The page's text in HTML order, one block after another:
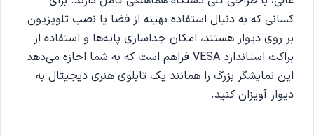
کسانی که به دنبال استفاده بهینه از فضا یا نصب تلویزیون
بر روی دیوار هستند، امکان جداسازی پایه‌ها و استفاده از
براکت استاندارد VESA فراهم است که به شما اجازه می‌دهد
این نمایشگر بزرگ را همانند یک تابلوی هنری دیجیتال به
دیوار آویزان کنید.